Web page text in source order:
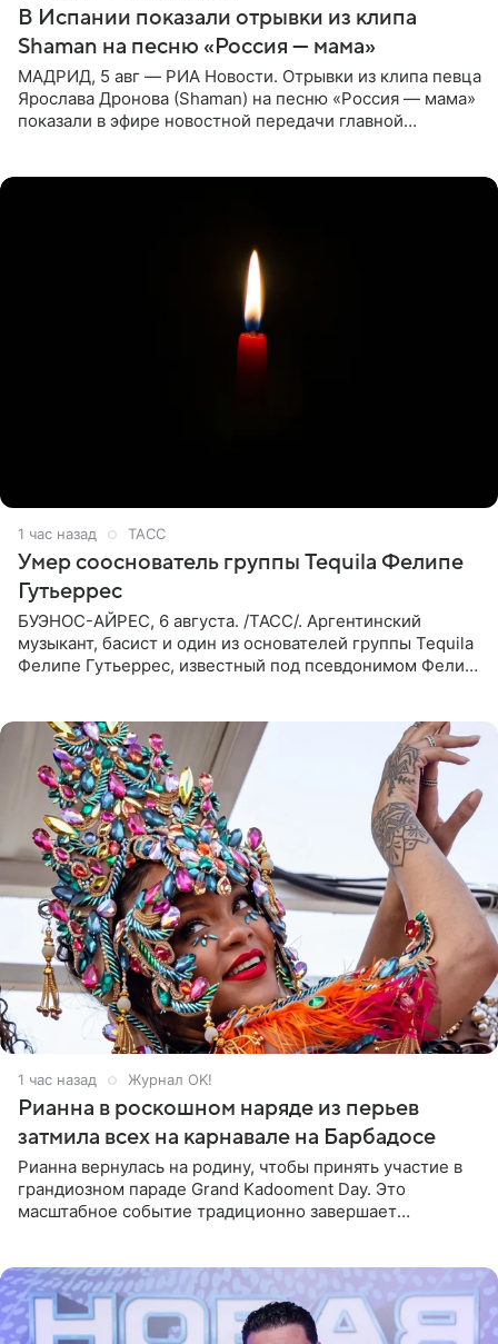
В Испании показали отрывки из клипа
Shaman на песню «Россия — мама»
МАДРИД, 5 авг — РИА Новости. Отрывки из клипа певца
Ярослава Дронова (Shaman) на песню «Россия — мама»
показали в эфире новостной передачи главной
1 час назад ТАСС
Умер сооснователь группы Tequila Фелипе
Гутьеррес
БУЭНОС-АЙРЕС, 6 августа. /ТАСС/. Аргентинский
музыкант, басист и один из основателей группы Tequila
Фелипе Гутьеррес, известный под псевдонимом Фелипе
1 час назад Журнал OK!
Рианна в роскошном наряде из перьев
затмила всех на карнавале на Барбадосе
Рианна вернулась на родину, чтобы принять участие в
грандиозном параде Grand Kadooment Day. Это
масштабное событие традиционно завершает